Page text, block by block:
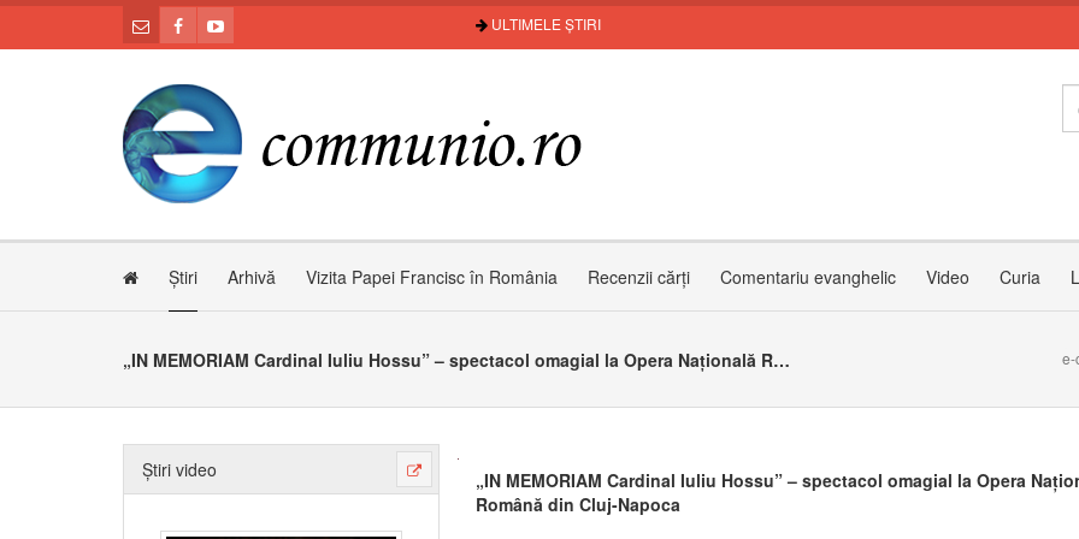
ULTIMELE ȘTIRI
Știri Arhivă Vizita Papei Francisc în România Recenzii cărți Comentariu evanghelic Video Curia
„IN MEMORIAM Cardinal Iuliu Hossu” – spectacol omagial la Opera Națională Română din Cluj-Napoca e-
Știri video
„IN MEMORIAM Cardinal Iuliu Hossu” – spectacol omagial la Opera
Română din Cluj-Napoca